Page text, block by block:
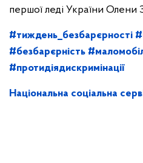
першої леді України Олени
#тиждень_безбарєрності
#безбарєрність
#протидіядискримінації
Національна соціальна